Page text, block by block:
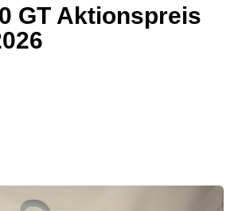
GT Aktionspreis